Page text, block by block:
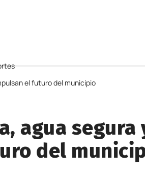
el futuro del municipio
agua segura
del